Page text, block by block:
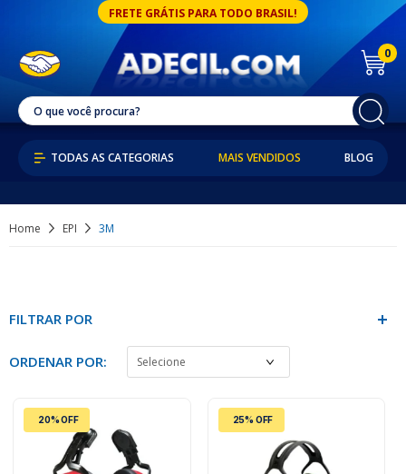
FRETE GRÁTIS PARA TODO BRASIL!
0
MAIS VENDIDOS BLOG
Home EPI 3M
FILTRAR POR
ORDENAR POR:
20% OFF 25% OFF